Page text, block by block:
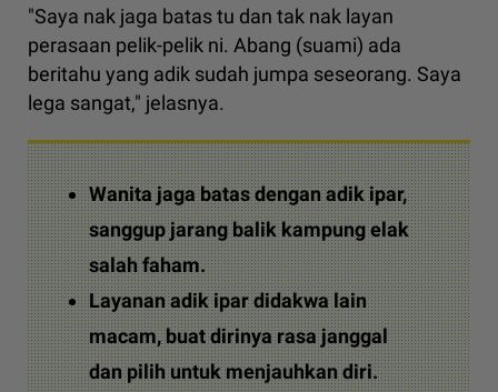
"Saya nak jaga batas tu dan tak nak layan
perasaan pelik-pelik ni. Abang (suami) ada
beritahu yang adik sudah jumpa seseorang. Saya
lega sangat," jelasnya.
Wanita jaga batas dengan adik ipar,
sanggup jarang balik kampung elak
salah faham.
Layanan adik ipar didakwa lain
macam, buat dirinya rasa janggal
dan pilih untuk menjauhkan diri.